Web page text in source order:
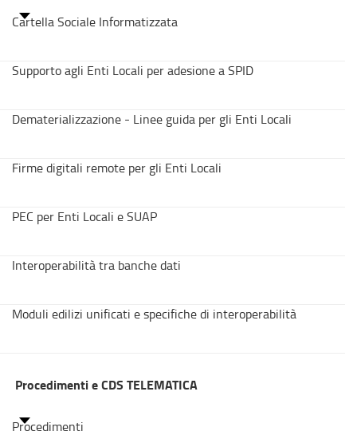
Cartella Sociale Informatizzata
Supporto agli Enti Locali per adesione a SPID
Dematerializzazione - Linee guida per gli Enti Locali
Firme digitali remote per gli Enti Locali
PEC per Enti Locali e SUAP
Interoperabilità tra banche dati
Moduli edilizi unificati e specifiche di interoperabilità
Procedimenti e CDS TELEMATICA
Procedimenti